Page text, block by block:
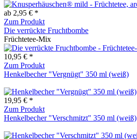
ab 2,95 € *
Zum Produkt
Die verrückte Fruchtbombe
Früchtetee-Mix
10,95 € *
Zum Produkt
Henkelbecher "Vergnügt" 350 ml (weiß)
19,95 € *
Zum Produkt
Henkelbecher "Verschmitzt" 350 ml (weiß)